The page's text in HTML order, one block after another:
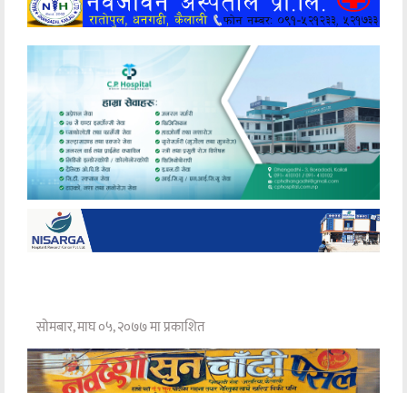
मनोरञ्जन
अन्य
सोमबार, माघ ०५, २०७७ मा प्रकाशित